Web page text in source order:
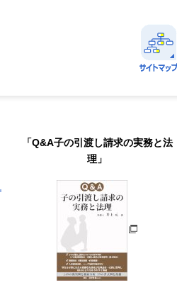
「Q&A子の引渡し請求の実務と法
理」